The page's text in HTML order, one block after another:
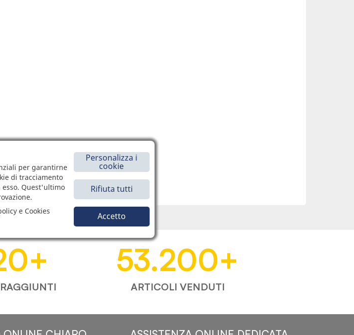
+ 53.200+
ARTICOLI VENDUTI
per garantirne
di tracciamento
Quest'ultimo
e Cookies
Personalizza i
cookie
Rifiuta tutti
Accetto